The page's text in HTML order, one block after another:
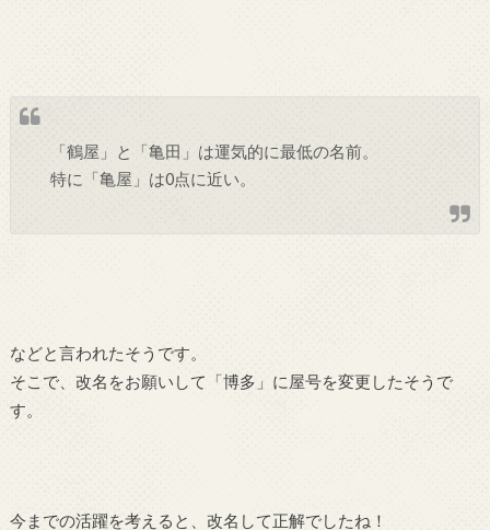
「鶴屋」と「亀田」は運気的に最低の名前。
特に「亀屋」は0点に近い。
などと言われたそうです。
そこで、改名をお願いして「博多」に屋号を変更したそうで
す。
今までの活躍を考えると、改名して正解でしたね！